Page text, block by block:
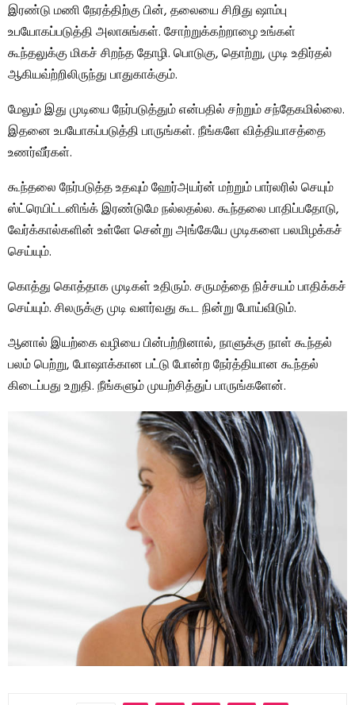
இரண்டு மணி நேரத்திற்கு பின், தலையை சிறிது ஷாம்பு
உபயோகப்படுத்தி அலாசுங்கள். சோற்றுக்கற்றாழை உங்கள்
கூந்தலுக்கு மிகச் சிறந்த தோழி. பொடுகு, தொற்று, முடி உதிர்தல்
ஆகியவ்ற்றிலிருந்து பாதுகாக்கும்.
மேலும் இது முடியை நேர்படுத்தும் என்பதில் சற்றும் சந்தேகமில்லை.
இதனை உபயோகப்படுத்தி பாருங்கள். நீங்களே வித்தியாசத்தை
உணர்வீர்கள்.
கூந்தலை நேர்படுத்த உதவும் ஹேர்அயர்ன் மற்றும் பார்லரில் செயும்
ஸ்ட்ரெயிட்டனிங்க் இரண்டுமே நல்லதல்ல. கூந்தலை பாதிப்பதோடு,
வேர்க்கால்களின் உள்ளே சென்று அங்கேயே முடிகளை பலமிழக்கச்
செய்யும்.
கொத்து கொத்தாக முடிகள் உதிரும். சருமத்தை நிச்சயம் பாதிக்கச்
செய்யும். சிலருக்கு முடி வளர்வது கூட நின்று போய்விடும்.
ஆனால் இயற்கை வழியை பின்பற்றினால், நாளுக்கு நாள் கூந்தல்
பலம் பெற்று, போஷாக்கான பட்டு போன்ற நேர்த்தியான கூந்தல்
கிடைப்பது உறுதி. நீங்களும் முயற்சித்துப் பாருங்களேன்.